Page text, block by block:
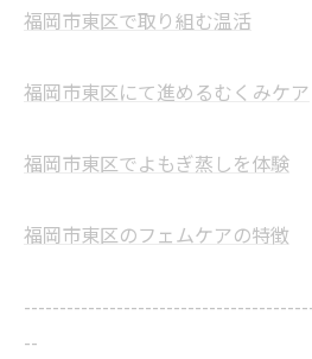
福岡市東区で取り組む温活
福岡市東区にて進めるむくみケア
福岡市東区でよもぎ蒸しを体験
福岡市東区のフェムケアの特徴
--